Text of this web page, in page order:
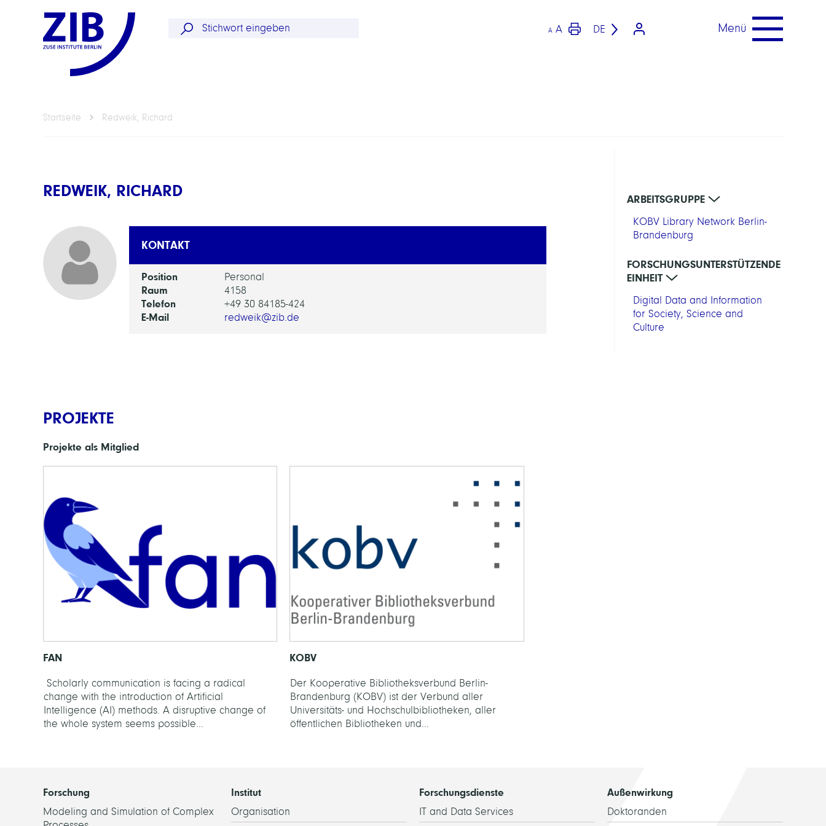
A A DE Menü
Startseite Redweik, Richard
REDWEIK, RICHARD
KONTAKT
Position Personal
Raum 4158
Telefon +49 30 84185-424
E-Mail redweik@zib.de
ARBEITSGRUPPE
KOBV Library Network Berlin-
Brandenburg
FORSCHUNGSUNTERSTÜTZENDE
EINHEIT
Digital Data and Information
for Society, Science and
Culture
PROJEKTE
Projekte als Mitglied
FAN
Scholarly communication is facing a radical
change with the introduction of Artificial
Intelligence (AI) methods. A disruptive change of
the whole system seems possible...
KOBV
Der Kooperative Bibliotheksverbund Berlin-
Brandenburg (KOBV) ist der Verbund aller
Universitäts- und Hochschulbibliotheken, aller
öffentlichen Bibliotheken und...
Forschung
Modeling and Simulation of Complex
Institut
Organisation
Forschungsdienste
IT and Data Services
Außenwirkung
Doktoranden